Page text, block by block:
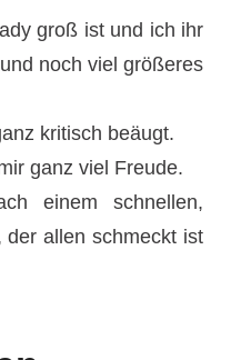
groß ist und ich ihr
noch viel größeres
kritisch beäugt.
ganz viel Freude.
einem schnellen,
der allen schmeckt ist